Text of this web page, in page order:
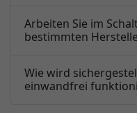
Arbeiten Sie im
bestimmten
Wie wird
einwandfrei